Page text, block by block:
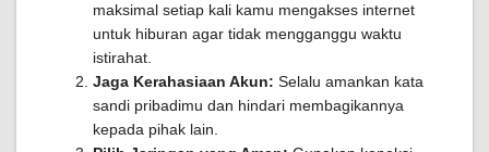
maksimal setiap kali kamu mengakses internet
untuk hiburan agar tidak mengganggu waktu
istirahat.
Jaga Kerahasiaan Akun: Selalu amankan kata
sandi pribadimu dan hindari membagikannya
kepada pihak lain.